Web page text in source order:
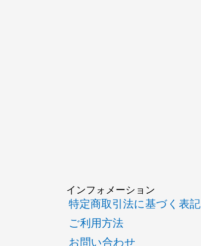
インフォメーション
特定商取引法に基づく表記
ご利用方法
お問い合わせ